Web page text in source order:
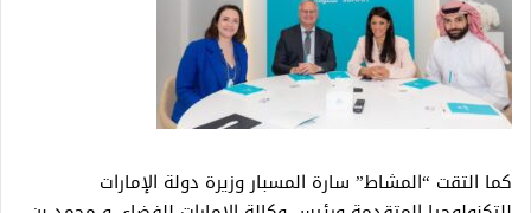
كما التقت “المشاط” سارة المسبار وزيرة دولة الإمارات